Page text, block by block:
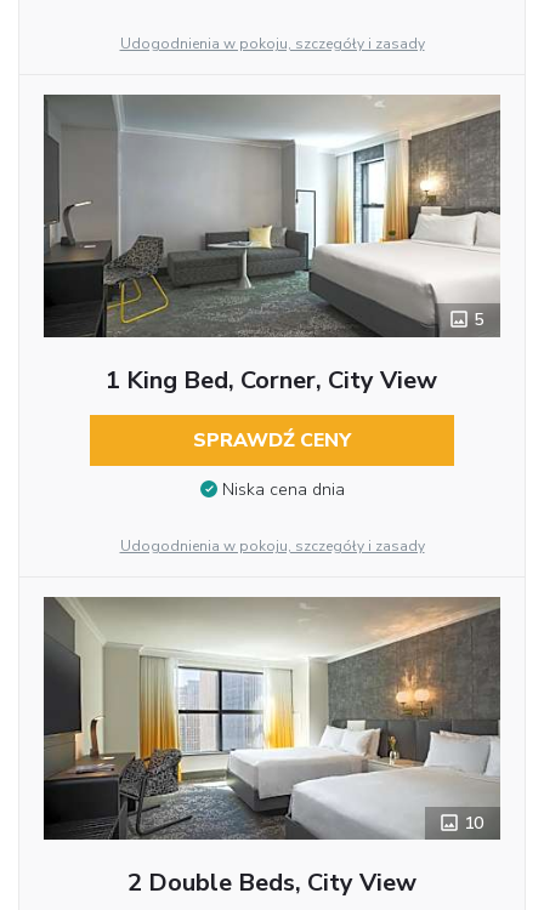
Udogodnienia w pokoju, szczegóły i zasady
5
1 King Bed, Corner, City View
SPRAWDŹ CENY
Niska cena dnia
Udogodnienia w pokoju, szczegóły i zasady
10
2 Double Beds, City View